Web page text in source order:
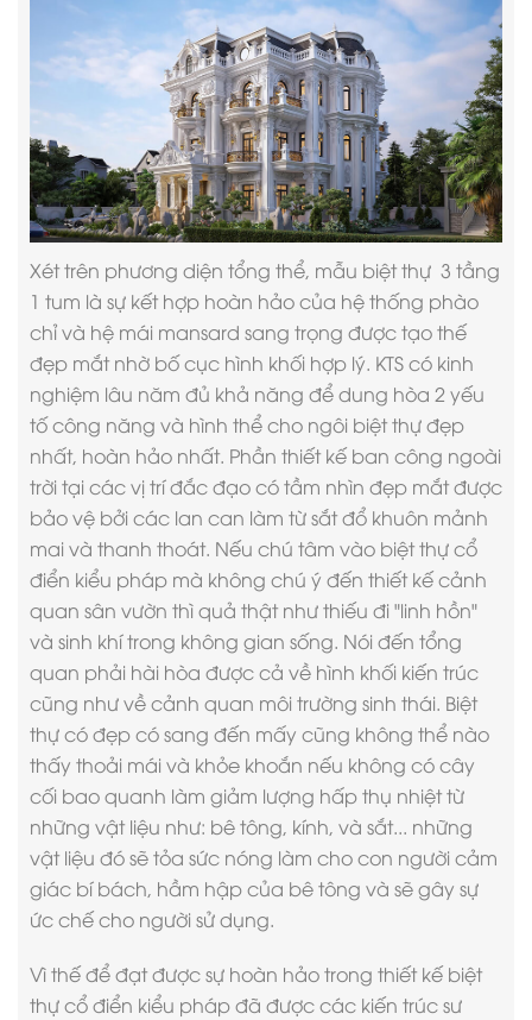
Xét trên phương diện tổng thể, mẫu biệt thự 3 tầng
1 tum là sự kết hợp hoàn hảo của hệ thống phào
chỉ và hệ mái mansard sang trọng được tạo thế
đẹp mắt nhờ bố cục hình khối hợp lý. KTS có kinh
nghiệm lâu năm đủ khả năng để dung hòa 2 yếu
tố công năng và hình thể cho ngôi biệt thự đẹp
nhất, hoàn hảo nhất. Phần thiết kế ban công ngoài
trời tại các vị trí đắc đạo có tầm nhìn đẹp mắt được
bảo vệ bởi các lan can làm từ sắt đổ khuôn mảnh
mai và thanh thoát. Nếu chú tâm vào biệt thự cổ
điển kiểu pháp mà không chú ý đến thiết kế cảnh
quan sân vườn thì quả thật như thiếu đi "linh hồn"
và sinh khí trong không gian sống. Nói đến tổng
quan phải hài hòa được cả về hình khối kiến trúc
cũng như về cảnh quan môi trường sinh thái. Biệt
thự có đẹp có sang đến mấy cũng không thể nào
thấy thoải mái và khỏe khoắn nếu không có cây
cối bao quanh làm giảm lượng hấp thụ nhiệt từ
những vật liệu như: bê tông, kính, và sắt... những
vật liệu đó sẽ tỏa sức nóng làm cho con người cảm
giác bí bách, hầm hập của bê tông và sẽ gây sự
ức chế cho người sử dụng.
Vì thế để đạt được sự hoàn hảo trong thiết kế biệt
thự cổ điển kiểu pháp đã được các kiến trúc sư